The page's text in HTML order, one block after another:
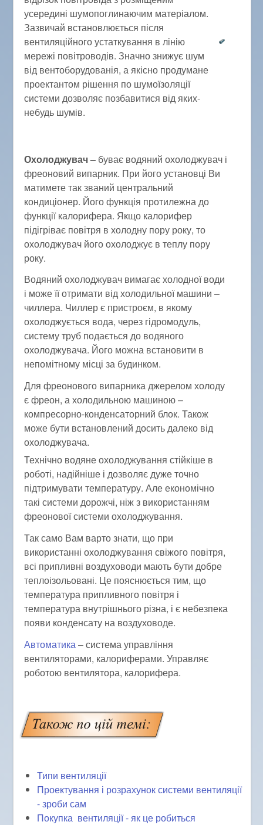
усередині шумопоглинаючим матеріалом.
Зазвичай встановлюється після
вентиляційного устаткування в лінію
мережі повітроводів. Значно знижує шум
від вентоборудованія, а якісно продумане
проектантом рішення по шумоїзоляції
системи дозволяє позбавитися від яких-
небудь шумів.
Охолоджувач – буває водяний охолоджувач і
фреоновий випарник. При його установці Ви
матимете так званий центральний
кондиціонер. Його функція протилежна до
функції калорифера. Якщо калорифер
підігріває повітря в холодну пору року, то
охолоджувач його охолоджує в теплу пору
року.
Водяний охолоджувач вимагає холодної води
і може її отримати від холодильної машини –
чиллера. Чиллер є пристроєм, в якому
охолоджується вода, через гідромодуль,
систему труб подається до водяного
охолоджувача. Його можна встановити в
непомітному місці за будинком.
Для фреонового випарника джерелом холоду
є фреон, а холодильною машиною –
компресорно-конденсаторний блок. Також
може бути встановлений досить далеко від
охолоджувача.
Технічно водяне охолоджування стійкіше в
роботі, надійніше і дозволяє дуже точно
підтримувати температуру. Але економічно
такі системи дорожчі, ніж з використанням
фреонової системи охолоджування.
Так само Вам варто знати, що при
використанні охолоджування свіжого повітря,
всі припливні воздуховоди мають бути добре
теплоізольовані. Це пояснюється тим, що
температура припливного повітря і
температура внутрішнього різна, і є небезпека
появи конденсату на воздуховоде.
Автоматика– система управління
вентиляторами, калориферами. Управляє
роботою вентилятора, калорифера.
Типи вентиляції
Проектування і розрахунок системи вентиляції
- зроби сам
Покупка вентиляції - як це робиться